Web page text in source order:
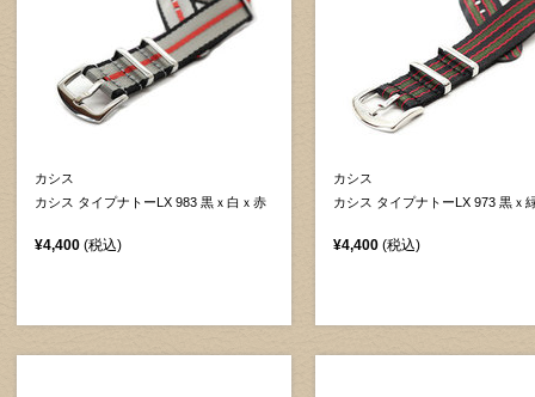
カシス
カシス タイプナトーLX 983 黒ｘ白ｘ赤
¥4,400 (税込)
カシス
カシス タイプナトーLX 973 黒ｘ
¥4,400 (税込)